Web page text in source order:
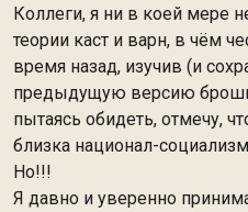
Коллеги, я ни в коей мере
теории каст и варн, в чём
время назад, изучив (и
предыдущую версию
пытаясь обидеть, отмечу,
близка национал-
Но!!!
Я давно и уверенно